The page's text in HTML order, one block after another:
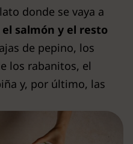
donde se vaya a
salmón y el resto
de pepino, los
los rabanitos, el
y, por último, las